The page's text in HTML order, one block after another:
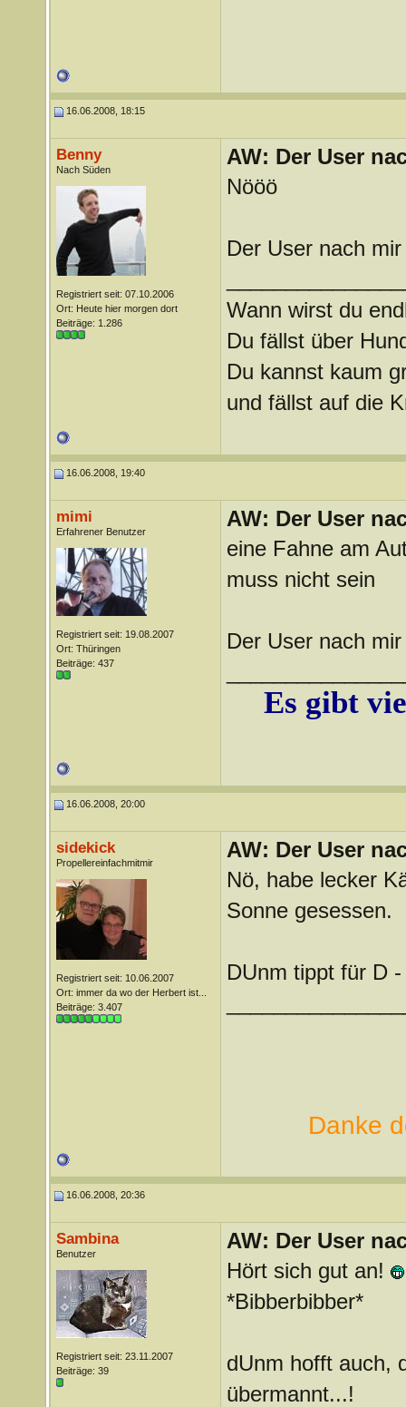
16.06.2008, 18:15
Benny
Nach Süden
Registriert seit: 07.10.2006
Ort: Heute hier morgen dort
Beiträge: 1.286
AW: Der User
Nööö
Der User nach
Wann wirst du
Du fällst über
Du kannst kaum
und fällst auf die
16.06.2008, 19:40
mimi
Erfahrener Benutzer
Registriert seit: 19.08.2007
Ort: Thüringen
Beiträge: 437
AW: Der User
eine Fahne am
muss nicht sein
Der User nach
Es gibt
16.06.2008, 20:00
sidekick
Propellereinfachmitmir
Registriert seit: 10.06.2007
Ort: immer da wo der Herbert ist...
Beiträge: 3.407
AW: Der User
Nö, habe lecker
Sonne gesessen.
DUnm tippt für D
Danke
16.06.2008, 20:36
Sambina
Benutzer
Registriert seit: 23.11.2007
Beiträge: 39
AW: Der User
Hört sich gut an!
*Bibberbibber*
dUnm hofft auch,
übermannt...!